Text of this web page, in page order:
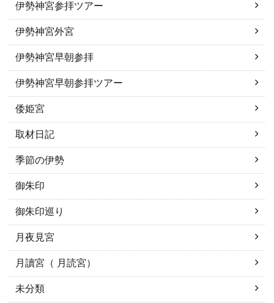
伊勢神宮参拝ツアー
伊勢神宮外宮
伊勢神宮早朝参拝
伊勢神宮早朝参拝ツアー
倭姫宮
取材日記
季節の伊勢
御朱印
御朱印巡り
月夜見宮
月讀宮（ 月読宮）
未分類